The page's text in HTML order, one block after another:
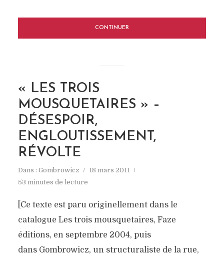
CONTINUER
« LES TROIS
MOUSQUETAIRES » –
DÉSESPOIR,
ENGLOUTISSEMENT,
RÉVOLTE
Dans : Gombrowicz
18 mars 2011
53 minutes de lecture
[Ce texte est paru originellement dans le
catalogue Les trois mousquetaires, Faze
éditions, en septembre 2004, puis
dans Gombrowicz, un structuraliste de la rue,